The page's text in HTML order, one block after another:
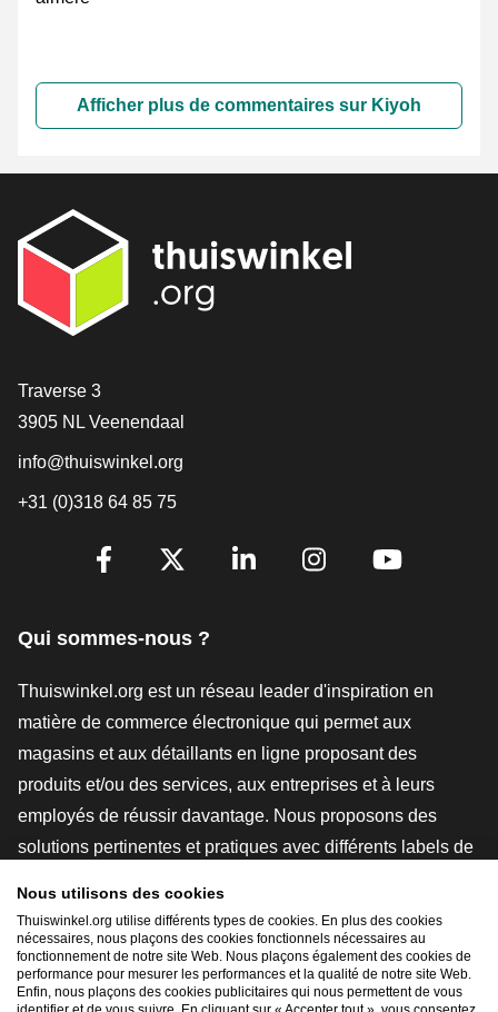
Afficher plus de commentaires sur Kiyoh
[_General:Contact]
Traverse 3
3905 NL Veenendaal
info@thuiswinkel.org
+31 (0)318 64 85 75
[_General:SocialMediaTitle]
Qui sommes-nous ?
Thuiswinkel.org est un réseau leader d'inspiration en
matière de commerce électronique qui permet aux
magasins et aux détaillants en ligne proposant des
produits et/ou des services, aux entreprises et à leurs
employés de réussir davantage. Nous proposons des
solutions pertinentes et pratiques avec différents labels de
conseils juridiques, des actions de sensibilisation, des
études de marché, et nous disposons de notre propre
plateforme d'enseignement, la Thuiswinkel e-Academy.
Nous utilisons des cookies
Thuiswinkel.org utilise différents types de cookies. En plus des cookies
nécessaires, nous plaçons des cookies fonctionnels nécessaires au
fonctionnement de notre site Web. Nous plaçons également des cookies de
performance pour mesurer les performances et la qualité de notre site Web.
Enfin, nous plaçons des cookies publicitaires qui nous permettent de vous